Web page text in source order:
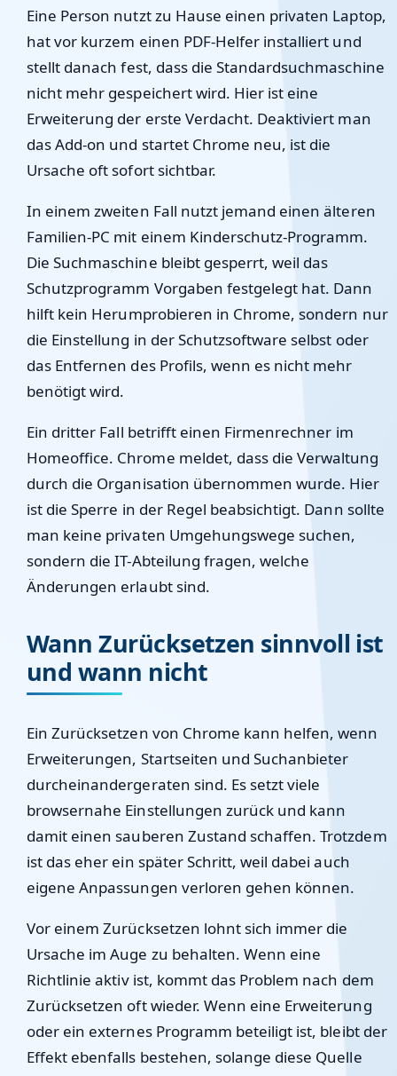
Eine Person nutzt zu Hause einen privaten Laptop,
hat vor kurzem einen PDF-Helfer installiert und
stellt danach fest, dass die Standardsuchmaschine
nicht mehr gespeichert wird. Hier ist eine
Erweiterung der erste Verdacht. Deaktiviert man
das Add-on und startet Chrome neu, ist die
Ursache oft sofort sichtbar.
In einem zweiten Fall nutzt jemand einen älteren
Familien-PC mit einem Kinderschutz-Programm.
Die Suchmaschine bleibt gesperrt, weil das
Schutzprogramm Vorgaben festgelegt hat. Dann
hilft kein Herumprobieren in Chrome, sondern nur
die Einstellung in der Schutzsoftware selbst oder
das Entfernen des Profils, wenn es nicht mehr
benötigt wird.
Ein dritter Fall betrifft einen Firmenrechner im
Homeoffice. Chrome meldet, dass die Verwaltung
durch die Organisation übernommen wurde. Hier
ist die Sperre in der Regel beabsichtigt. Dann sollte
man keine privaten Umgehungswege suchen,
sondern die IT-Abteilung fragen, welche
Änderungen erlaubt sind.
Wann Zurücksetzen sinnvoll ist
und wann nicht
Ein Zurücksetzen von Chrome kann helfen, wenn
Erweiterungen, Startseiten und Suchanbieter
durcheinandergeraten sind. Es setzt viele
browsernahe Einstellungen zurück und kann
damit einen sauberen Zustand schaffen. Trotzdem
ist das eher ein später Schritt, weil dabei auch
eigene Anpassungen verloren gehen können.
Vor einem Zurücksetzen lohnt sich immer die
Ursache im Auge zu behalten. Wenn eine
Richtlinie aktiv ist, kommt das Problem nach dem
Zurücksetzen oft wieder. Wenn eine Erweiterung
oder ein externes Programm beteiligt ist, bleibt der
Effekt ebenfalls bestehen, solange diese Quelle